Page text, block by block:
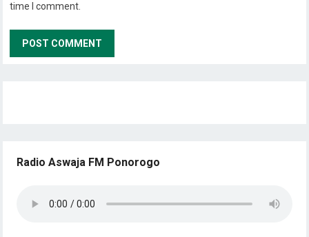
time I comment.
Radio Aswaja FM Ponorogo